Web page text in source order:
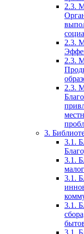
2.3.
2.3.
2.3.
2.3.
3.
3.1.
3.1.
3.1.
3.1.
3.1.